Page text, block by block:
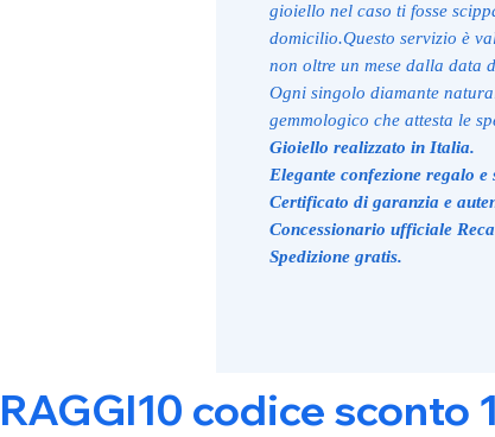
gioiello nel caso ti fosse
domicilio.Questo servizio è
non oltre un mese dalla data
Ogni singolo diamante
gemmologico che attesta le
Gioiello realizzato in Italia.
Elegante confezione regalo e
Certificato di garanzia e
Concessionario ufficiale
Spedizione gratis.
RAGGI10 codice